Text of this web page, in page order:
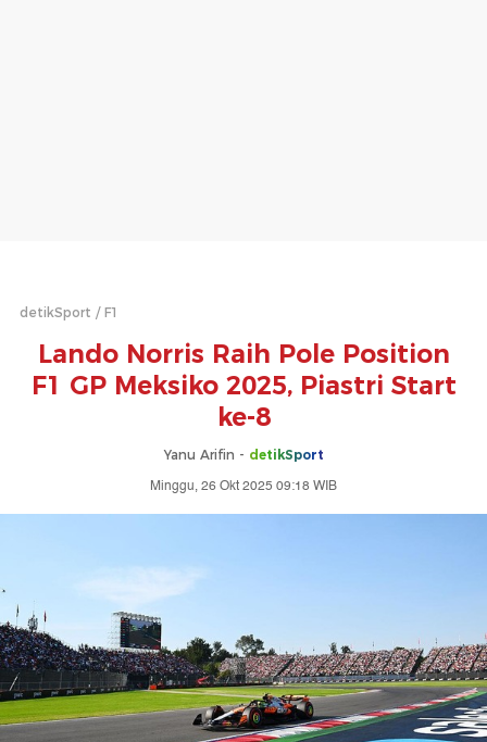
detikSport F1
Lando Norris Raih Pole Position
F1 GP Meksiko 2025, Piastri Start
ke-8
Yanu Arifin - detikSport
Minggu, 26 Okt 2025 09:18 WIB